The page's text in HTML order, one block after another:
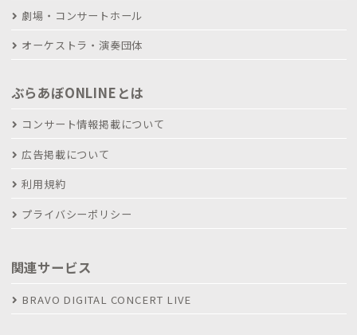
劇場・コンサートホール
オーケストラ・演奏団体
ぶらあぼONLINEとは
コンサート情報掲載について
広告掲載について
利用規約
プライバシーポリシー
関連サービス
BRAVO DIGITAL CONCERT LIVE